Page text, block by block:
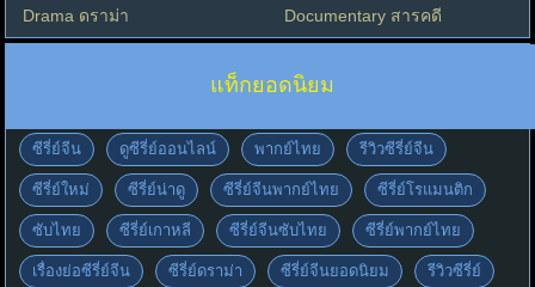
Drama ดราม่า Documentary สารคดี
แท็กยอดนิยม
ซีรี่ย์จีน ดูซีรี่ย์ออนไลน์ พากย์ไทย รีวิวซีรี่ย์จีน
ซีรี่ย์ใหม่ ซีรี่ย์น่าดู ซีรี่ย์จีนพากย์ไทย ซีรี่ย์โรแมนติก
ซับไทย ซีรี่ย์เกาหลี ซีรี่ย์จีนซับไทย ซีรี่ย์พากย์ไทย
เรื่องย่อซีรี่ย์จีน ซีรี่ย์ดราม่า ซีรี่ย์จีนยอดนิยม รีวิวซีรี่ย์